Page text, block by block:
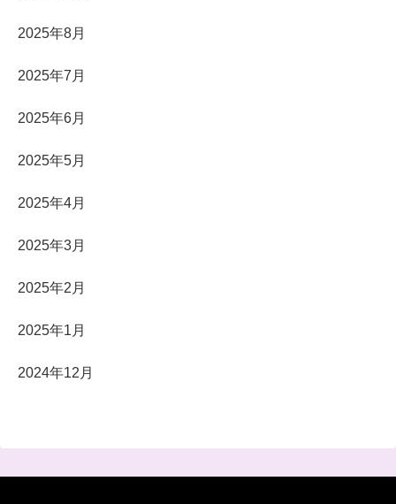
2025年8月
2025年7月
2025年6月
2025年5月
2025年4月
2025年3月
2025年2月
2025年1月
2024年12月